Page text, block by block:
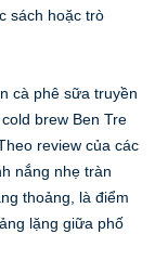
sách hoặc trò
cà phê sữa truyền
brew Ben Tre
review của các
nắng nhẹ tràn
thoảng, là điểm
lặng giữa phố